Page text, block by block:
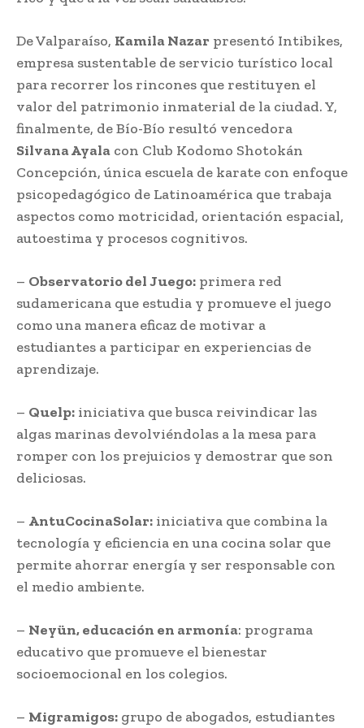
De Valparaíso, Kamila Nazar presentó Intibikes,
empresa sustentable de servicio turístico local
para recorrer los rincones que restituyen el
valor del patrimonio inmaterial de la ciudad. Y,
finalmente, de Bío-Bío resultó vencedora
Silvana Ayala con Club Kodomo Shotokán
Concepción, única escuela de karate con enfoque
psicopedagógico de Latinoamérica que trabaja
aspectos como motricidad, orientación espacial,
autoestima y procesos cognitivos.
– Observatorio del Juego: primera red
sudamericana que estudia y promueve el juego
como una manera eficaz de motivar a
estudiantes a participar en experiencias de
aprendizaje.
– Quelp: iniciativa que busca reivindicar las
algas marinas devolviéndolas a la mesa para
romper con los prejuicios y demostrar que son
deliciosas.
– AntuCocinaSolar: iniciativa que combina la
tecnología y eficiencia en una cocina solar que
permite ahorrar energía y ser responsable con
el medio ambiente.
– Neyün, educación en armonía: programa
educativo que promueve el bienestar
socioemocional en los colegios.
– Migramigos: grupo de abogados, estudiantes